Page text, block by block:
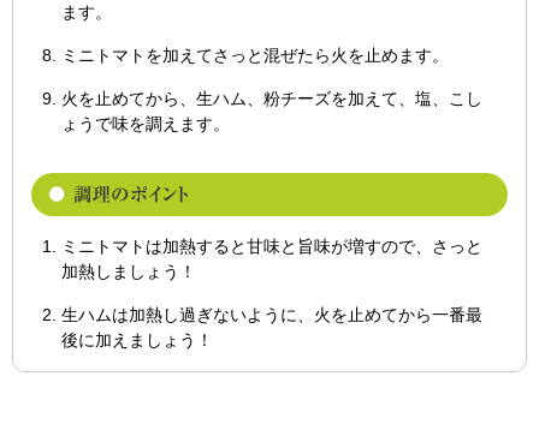
ます。
ミニトマトを加えてさっと混ぜたら火を止めます。
火を止めてから、生ハム、粉チーズを加えて、塩、こし
ょうで味を調えます。
ミニトマトは加熱すると甘味と旨味が増すので、さっと
加熱しましょう！
生ハムは加熱し過ぎないように、火を止めてから一番最
後に加えましょう！